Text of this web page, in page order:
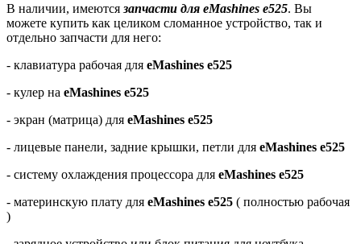
В наличии, имеются запчасти для eMashines e525. Вы
можете купить как целиком сломанное устройство, так и
отдельно запчасти для него:
- клавиатура рабочая для eMashines e525
- кулер на eMashines e525
- экран (матрица) для eMashines e525
- лицевые панели, задние крышки, петли для eMashines e525
- систему охлаждения процессора для eMashines e525
- материнскую плату для eMashines e525 ( полностью рабочая
)